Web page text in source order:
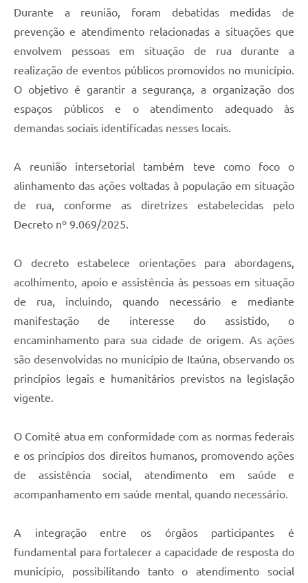
Durante a reunião, foram debatidas medidas de
prevenção e atendimento relacionadas a situações que
envolvem pessoas em situação de rua durante a
realização de eventos públicos promovidos no município.
O objetivo é garantir a segurança, a organização dos
espaços públicos e o atendimento adequado às
demandas sociais identificadas nesses locais.
A reunião intersetorial também teve como foco o
alinhamento das ações voltadas à população em situação
de rua, conforme as diretrizes estabelecidas pelo
Decreto nº 9.069/2025.
O decreto estabelece orientações para abordagens,
acolhimento, apoio e assistência às pessoas em situação
de rua, incluindo, quando necessário e mediante
manifestação de interesse do assistido, o
encaminhamento para sua cidade de origem. As ações
são desenvolvidas no município de Itaúna, observando os
princípios legais e humanitários previstos na legislação
vigente.
O Comitê atua em conformidade com as normas federais
e os princípios dos direitos humanos, promovendo ações
de assistência social, atendimento em saúde e
acompanhamento em saúde mental, quando necessário.
A integração entre os órgãos participantes é
fundamental para fortalecer a capacidade de resposta do
município, possibilitando tanto o atendimento social